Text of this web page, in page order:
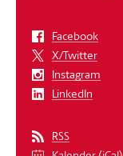
Facebook
X/Twitter
Instagram
LinkedIn
RSS